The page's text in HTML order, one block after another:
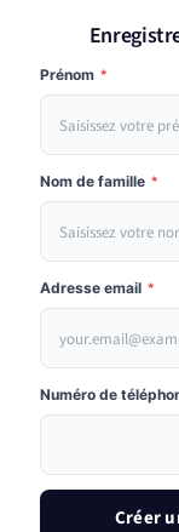
Prénom *
Nom de famille *
Adresse email *
Numéro de
Créer